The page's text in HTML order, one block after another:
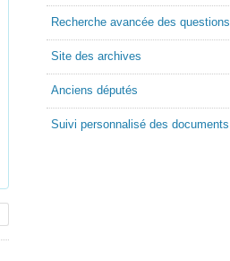
Recherche avancée des questions
Site des archives
Anciens députés
Suivi personnalisé des documents